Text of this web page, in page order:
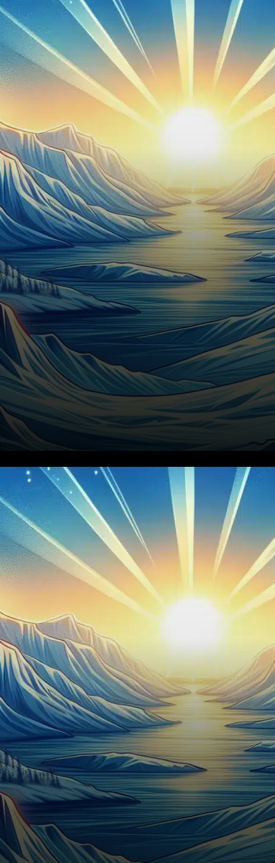
Au cours des 30 derniers
jours, Dogecoin a
principalement suivi une
tendance descendante, se
stabilisant dans un cycle
presque prévisible…